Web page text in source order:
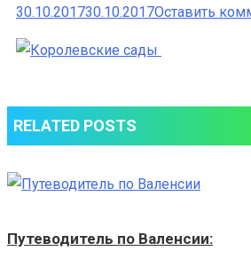
30.10.201730.10.2017Оставить
RELATED POSTS
Путеводитель по Валенсии: